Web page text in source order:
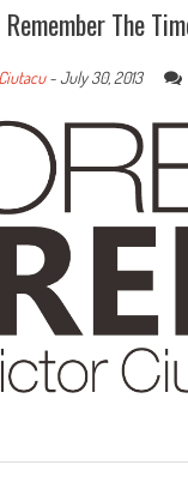
The
-July 30, 2013